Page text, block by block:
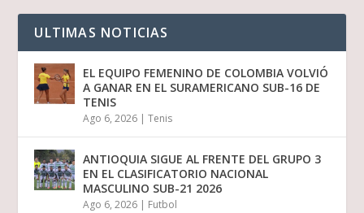
ULTIMAS NOTICIAS
EL EQUIPO FEMENINO DE COLOMBIA VOLVIÓ
A GANAR EN EL SURAMERICANO SUB-16 DE
TENIS
Ago 6, 2026 |Tenis
ANTIOQUIA SIGUE AL FRENTE DEL GRUPO 3
EN EL CLASIFICATORIO NACIONAL
MASCULINO SUB-21 2026
Ago 6, 2026 | Futbol